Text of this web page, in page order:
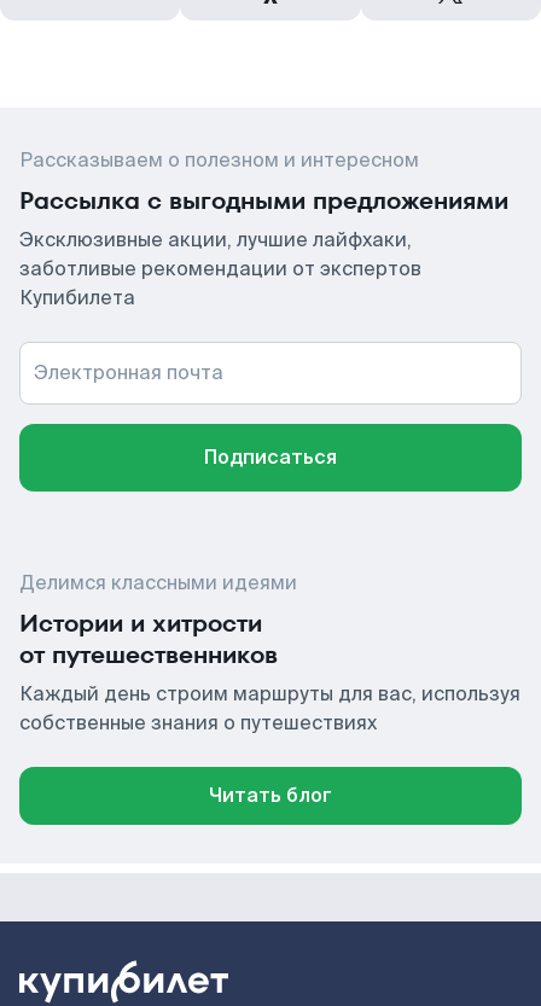
Рассказываем о полезном и интересном
Рассылка с выгодными предложениями
Эксклюзивные акции, лучшие лайфхаки,
заботливые рекомендации от экспертов
Купибилета
Электронная почта
Подписаться
Делимся классными идеями
Истории и хитрости
от путешественников
Каждый день строим маршруты для вас, используя
собственные знания о путешествиях
Читать блог